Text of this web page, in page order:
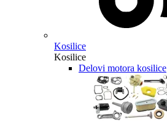
Kosilice
Kosilice
Delovi motora kosilice